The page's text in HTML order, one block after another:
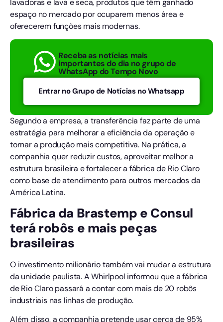
lavadoras e lava e seca, produtos que têm ganhado
espaço no mercado por ocuparem menos área e
oferecerem funções mais modernas.
Receba as notícias mais
importantes do dia no grupo de
WhatsApp do Tempo Novo
Entrar no Grupo de Notícias no Whatsapp
Segundo a empresa, a transferência faz parte de uma
estratégia para melhorar a eficiência da operação e
tornar a produção mais competitiva. Na prática, a
companhia quer reduzir custos, aproveitar melhor a
estrutura brasileira e fortalecer a fábrica de Rio Claro
como base de atendimento para outros mercados da
América Latina.
Fábrica da Brastemp e Consul
terá robôs e mais peças
brasileiras
O investimento milionário também vai mudar a estrutura
da unidade paulista. A Whirlpool informou que a fábrica
de Rio Claro passará a contar com mais de 20 robôs
industriais nas linhas de produção.
Além disso, a companhia pretende usar cerca de 95%